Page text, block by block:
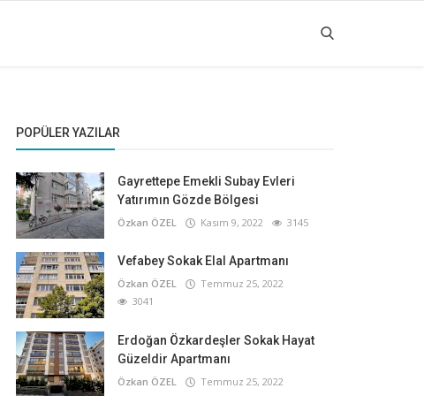
POPÜLER YAZILAR
Gayrettepe Emekli Subay Evleri
Yatırımın Gözde Bölgesi
Özkan ÖZEL Kasım 9, 2022 3145
Vefabey Sokak Elal Apartmanı
Özkan ÖZEL
Temmuz 25, 2022
3041
Erdoğan Özkardeşler Sokak Hayat
Güzeldir Apartmanı
Özkan ÖZEL
Temmuz 25, 2022